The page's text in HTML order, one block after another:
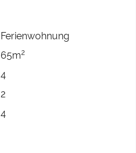
Ferienwohnung
65m2
4
2
4